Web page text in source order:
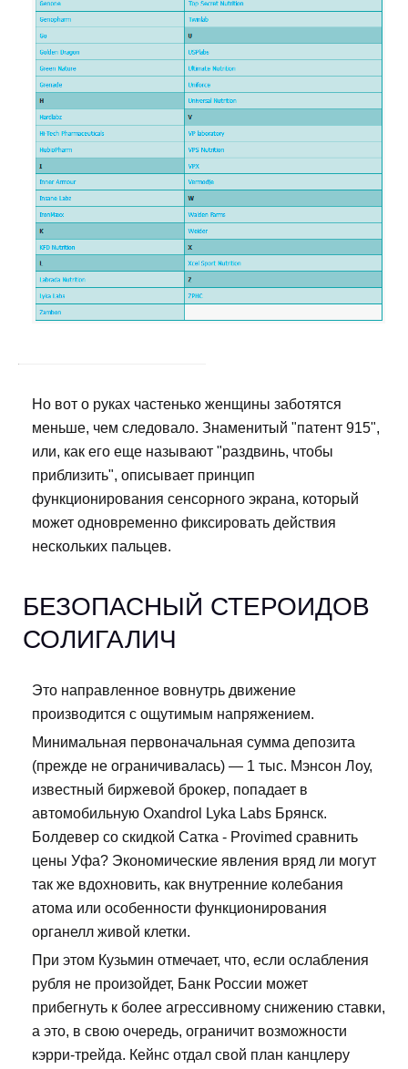
Но вот о руках частенько женщины заботятся
меньше, чем следовало. Знаменитый "патент 915",
или, как его еще называют "раздвинь, чтобы
приблизить", описывает принцип
функционирования сенсорного экрана, который
может одновременно фиксировать действия
нескольких пальцев.
БЕЗОПАСНЫЙ СТЕРОИДОВ
СОЛИГАЛИЧ
Это направленное вовнутрь движение
производится с ощутимым напряжением.
Минимальная первоначальная сумма депозита
(прежде не ограничивалась) — 1 тыс. Мэнсон Лоу,
известный биржевой брокер, попадает в
автомобильную Oxandrol Lyka Labs Брянск.
Болдевер со скидкой Сатка - Provimed сравнить
цены Уфа? Экономические явления вряд ли могут
так же вдохновить, как внутренние колебания
атома или особенности функционирования
органелл живой клетки.
При этом Кузьмин отмечает, что, если ослабления
рубля не произойдет, Банк России может
прибегнуть к более агрессивному снижению ставки,
а это, в свою очередь, ограничит возможности
кэрри-трейда. Кейнс отдал свой план канцлеру